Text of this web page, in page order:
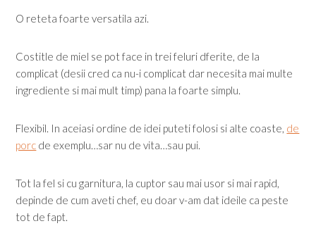
O reteta foarte versatila azi.
Costitle de miel se pot face in trei feluri dferite, de la
complicat (desii cred ca nu-i complicat dar necesita mai multe
ingrediente si mai mult timp) pana la foarte simplu.
Flexibil. In aceiasi ordine de idei puteti folosi si alte coaste, de
porc de exemplu…sar nu de vita…sau pui.
Tot la fel si cu garnitura, la cuptor sau mai usor si mai rapid,
depinde de cum aveti chef, eu doar v-am dat ideile ca peste
tot de fapt.